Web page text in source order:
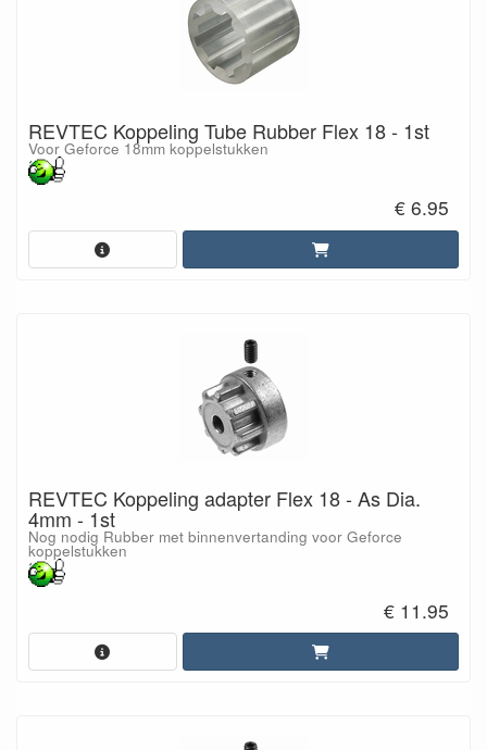
REVTEC Koppeling Tube Rubber Flex 18 - 1st
Voor Geforce 18mm koppelstukken
€ 6.95
REVTEC Koppeling adapter Flex 18 - As Dia.
4mm - 1st
Nog nodig Rubber met binnenvertanding voor Geforce
koppelstukken
€ 11.95